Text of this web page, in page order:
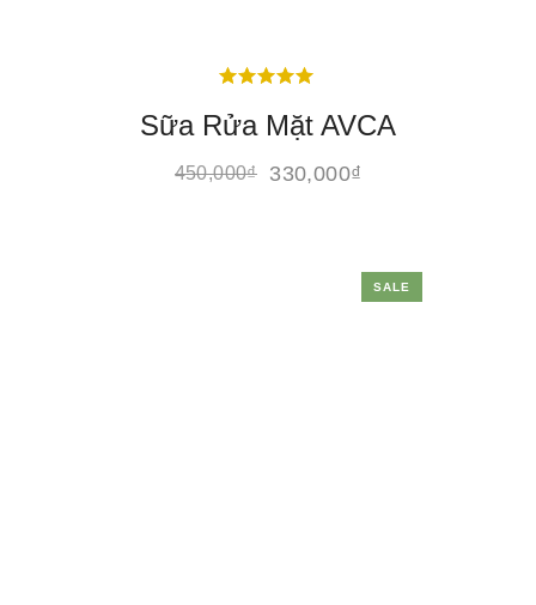
Sữa Rửa Mặt AVCA
450,000₫ 330,000₫
SALE